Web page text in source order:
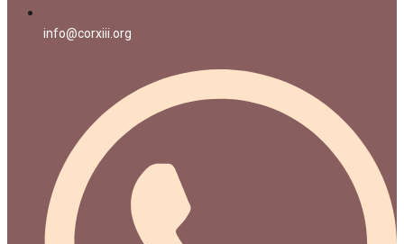
info@corxiii.org